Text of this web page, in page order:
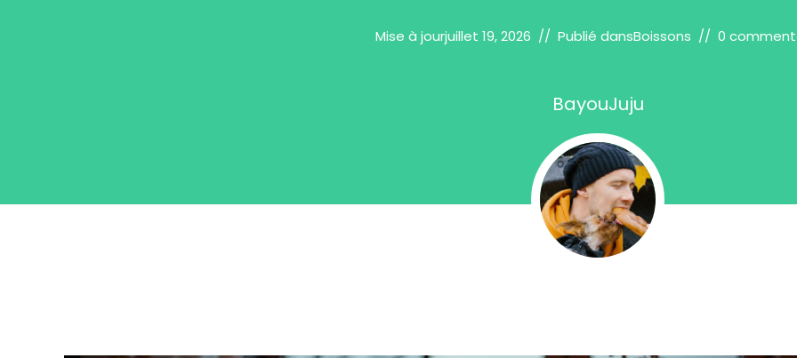
Mise à jourjuillet 19, 2026 Publié dansBoissons 0
BayouJuju